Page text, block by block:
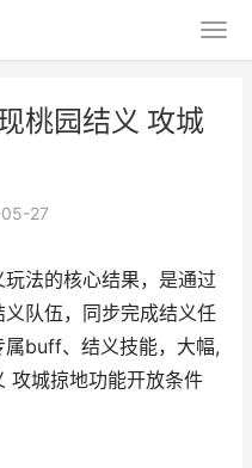
桃园结义 攻城
27
法的核心结果，是通过
队伍，同步完成结义任
buff、结义技能，大幅,
攻城掠地功能开放条件